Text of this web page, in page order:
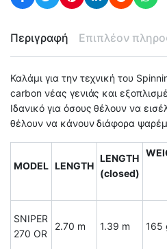
Περιγραφή Επιπλέον
Καλάμι για την τεχνική του
carbon νέας γενιάς και
Ιδανικό για όσους θέλουν να
θέλουν να κάνουν διάφορα
MODEL LENGTH
LENGTH
(closed)
SNIPER
270 OR
2.70 m 1.39 m 165